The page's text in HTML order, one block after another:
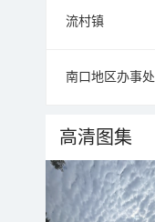
流村镇
南口地区办事处
高清图集